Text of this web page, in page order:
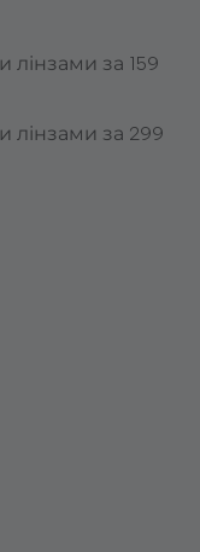
лінзами за 159
лінзами за 299